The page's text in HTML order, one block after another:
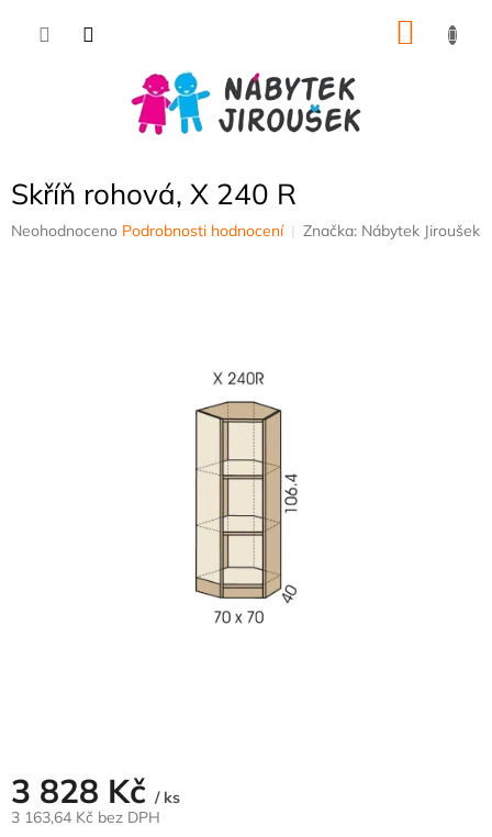
Skříň rohová, X 240 R
Průměrné
Neohodnoceno Podrobnosti hodnocení Značka: Nábytek Jiroušek
3 828 Kč / ks
3 163,64 Kč bez DPH